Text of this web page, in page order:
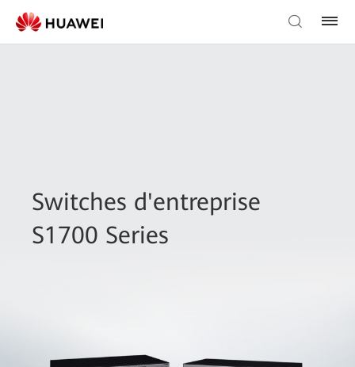
Switches d'entreprise
S1700 Series